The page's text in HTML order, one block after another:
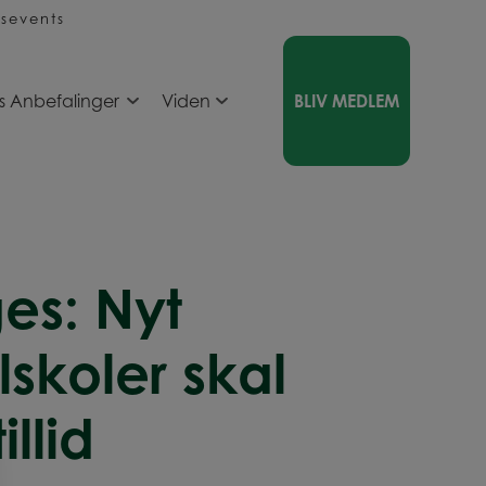
Anbefalinger Viden BLIV MEDLEM
Nyt
skal